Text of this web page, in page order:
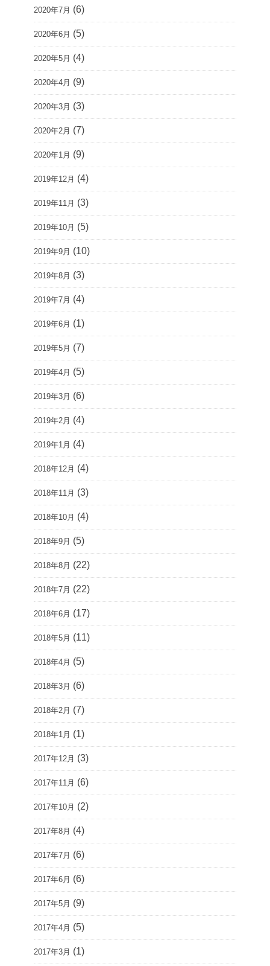
2020年7月 (6)
2020年6月 (5)
2020年5月 (4)
2020年4月 (9)
2020年3月 (3)
2020年2月 (7)
2020年1月 (9)
2019年12月 (4)
2019年11月 (3)
2019年10月 (5)
2019年9月 (10)
2019年8月 (3)
2019年7月 (4)
2019年6月 (1)
2019年5月 (7)
2019年4月 (5)
2019年3月 (6)
2019年2月 (4)
2019年1月 (4)
2018年12月 (4)
2018年11月 (3)
2018年10月 (4)
2018年9月 (5)
2018年8月 (22)
2018年7月 (22)
2018年6月 (17)
2018年5月 (11)
2018年4月 (5)
2018年3月 (6)
2018年2月 (7)
2018年1月 (1)
2017年12月 (3)
2017年11月 (6)
2017年10月 (2)
2017年8月 (4)
2017年7月 (6)
2017年6月 (6)
2017年5月 (9)
2017年4月 (5)
2017年3月 (1)